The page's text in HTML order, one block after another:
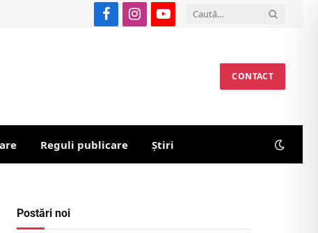
FacebookInstagramYouTube
CONTACT
Reguli publicare Știri
Postări noi